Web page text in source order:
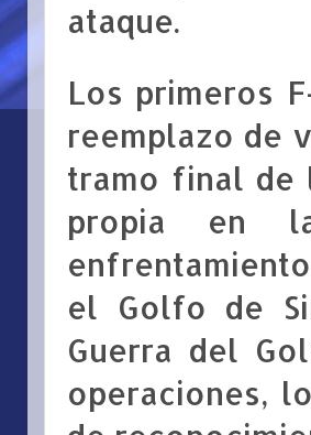
ataque.
Los primeros
reemplazo de
tramo final de
propia en
el Golfo de
Guerra del
operaciones,